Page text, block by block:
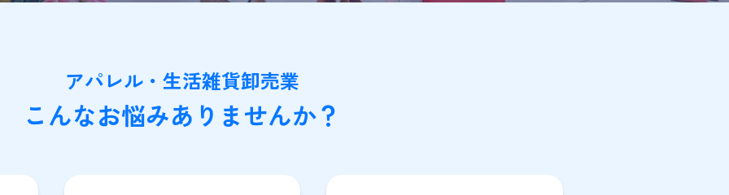
アパレル・生活雑貨卸売業
こんなお悩みありませんか？